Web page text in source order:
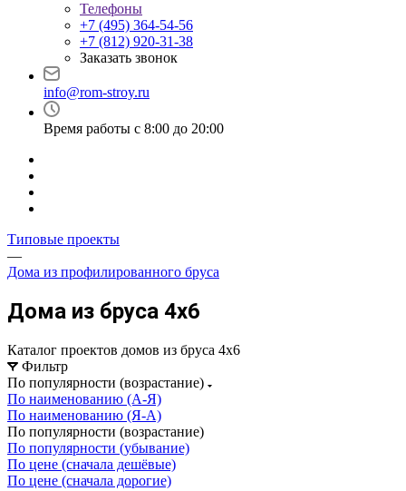
Телефоны
+7 (495) 364-54-56
+7 (812) 920-31-38
Заказать звонок
info@rom-stroy.ru
Время работы с 8:00 до 20:00
Типовые проекты
—
Дома из профилированного бруса
Дома из бруса 4x6
Каталог проектов домов из бруса 4x6
Фильтр
По популярности (возрастание)
По наименованию (А-Я)
По наименованию (Я-А)
По популярности (возрастание)
По популярности (убывание)
По цене (сначала дешёвые)
По цене (сначала дорогие)